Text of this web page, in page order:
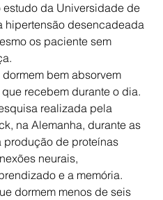
da Universidade de
hipertensão desencadeada
os paciente sem
bem absorvem
recebem durante o dia.
realizada pela
na Alemanha, durante as
produção de proteínas
neurais,
e a memória.
dormem menos de seis